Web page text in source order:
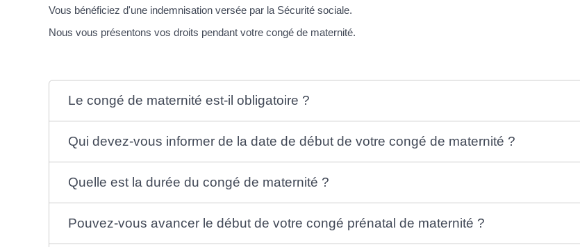
Vous bénéficiez d'une indemnisation versée par la Sécurité sociale.
Nous vous présentons vos droits pendant votre congé de maternité.
Le congé de maternité est-il obligatoire ?
Qui devez-vous informer de la date de début de votre congé de maternité ?
Quelle est la durée du congé de maternité ?
Pouvez-vous avancer le début de votre congé prénatal de maternité ?